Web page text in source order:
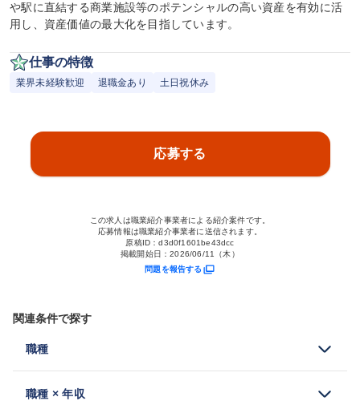
や駅に直結する商業施設等のポテンシャルの高い資産を有効に活
用し、資産価値の最大化を目指しています。
仕事の特徴
業界未経験歓迎 退職金あり 土日祝休み
応募する
この求人は職業紹介事業者による紹介案件です。
応募情報は職業紹介事業者に送信されます。
原稿ID：d3d0f1601be43dcc
掲載開始日：2026/06/11（木）
問題を報告する
関連条件で探す
職種
職種 × 年収